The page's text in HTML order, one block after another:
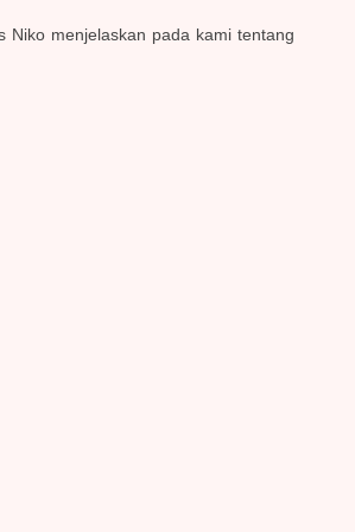
Niko menjelaskan pada kami tentang